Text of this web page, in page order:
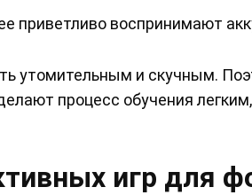
приветливо воспринимают
утомительным и скучным.
процесс обучения
игр для